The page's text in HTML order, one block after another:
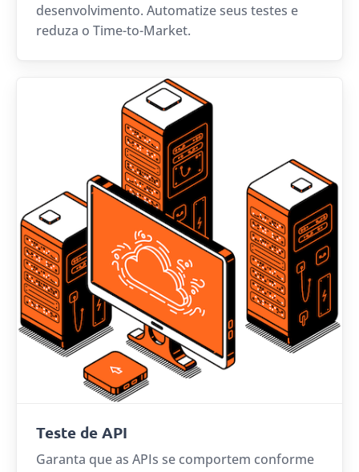
desenvolvimento. Automatize seus testes e
reduza o Time-to-Market.
Teste de API
Garanta que as APIs se comportem conforme